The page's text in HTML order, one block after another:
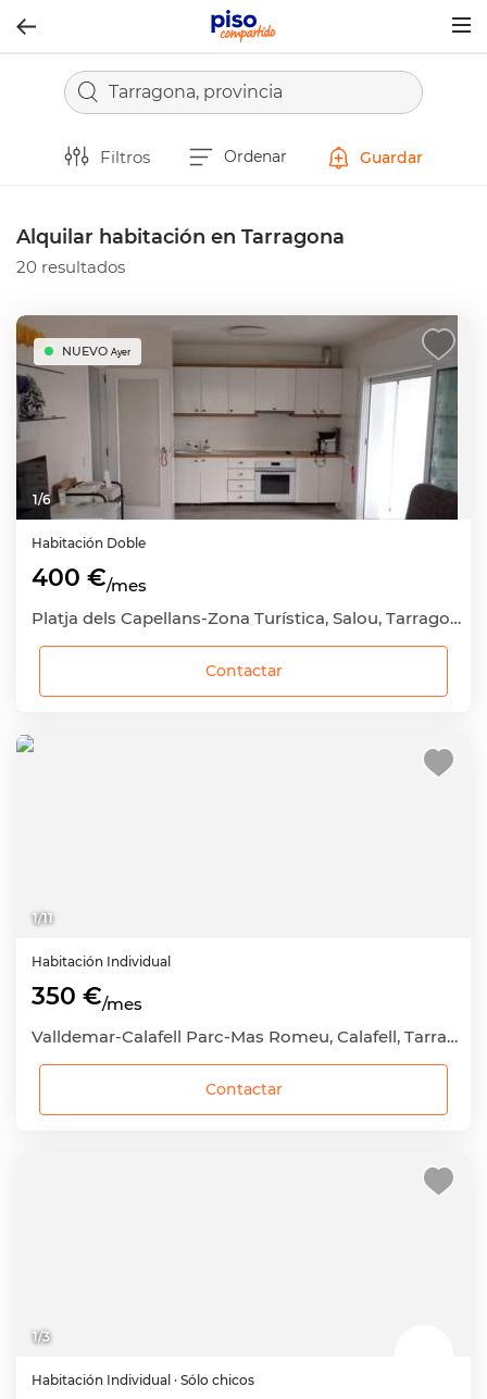
Tarragona, provincia
Filtros Ordenar Guardar
Alquilar habitación en Tarragona
20 resultados
1/6
NUEVO Ayer
Habitación Doble
400 €/mes
Platja dels Capellans-Zona Turística, Salou, Tarragona
Contactar
1/11
Habitación Individual
350 €/mes
Valldemar-Calafell Parc-Mas Romeu, Calafell, Tarragona
Contactar
1/3
Habitación Individual · Sólo chicos